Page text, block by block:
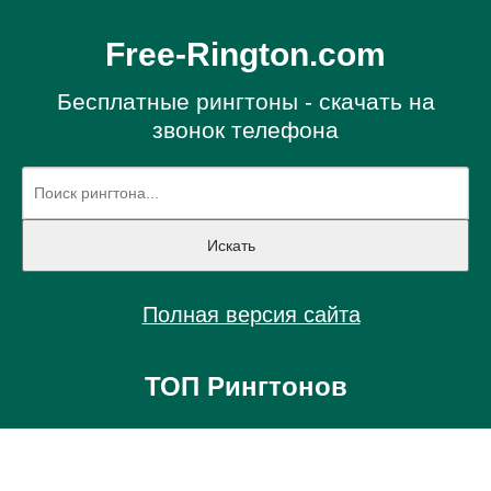
Free-Rington.com
Бесплатные рингтоны - скачать на
звонок телефона
Полная версия сайта
ТОП Рингтонов